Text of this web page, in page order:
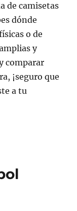
de camisetas
dónde
o de
y
comparar
¡seguro que
a tu